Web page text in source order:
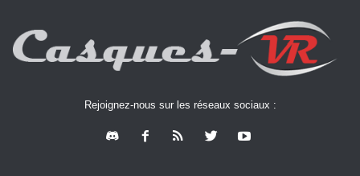
Rejoignez-nous sur les réseaux sociaux :